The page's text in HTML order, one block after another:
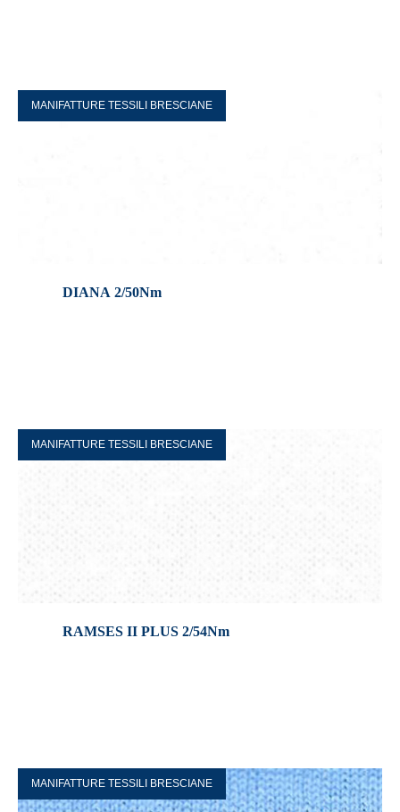
MANIFATTURE TESSILI BRESCIANE
DIANA 2/50Nm
MANIFATTURE TESSILI BRESCIANE
RAMSES II PLUS 2/54Nm
MANIFATTURE TESSILI BRESCIANE